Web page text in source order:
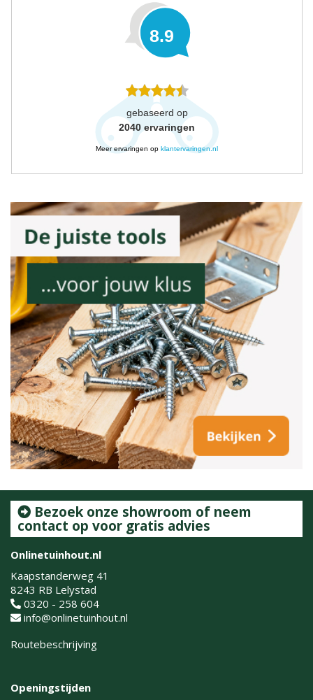
8.9
gebaseerd op
2040 ervaringen
Meer ervaringen op klantervaringen.nl
Bezoek onze showroom of neem
contact op voor gratis advies
Onlinetuinhout.nl
Kaapstanderweg 41
8243 RB Lelystad
0320 - 258 604
info@onlinetuinhout.nl
Routebeschrijving
Openingstijden